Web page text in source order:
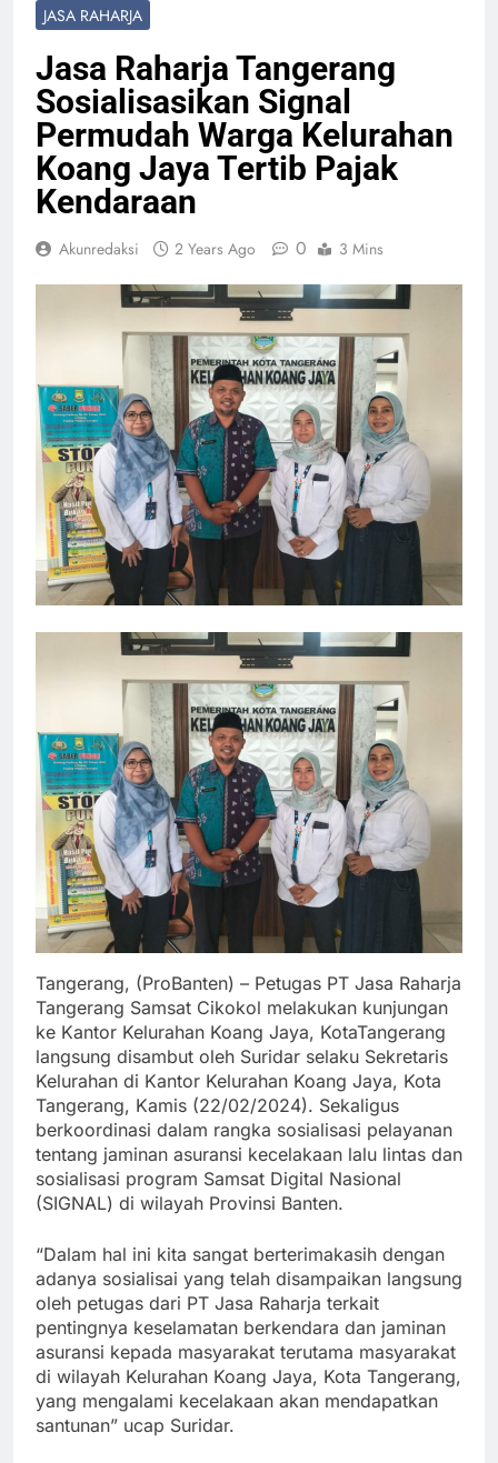
JASA RAHARJA
Jasa Raharja Tangerang
Sosialisasikan Signal
Permudah Warga Kelurahan
Koang Jaya Tertib Pajak
Kendaraan
Akunredaksi 2 Years Ago 0 3 Mins
Tangerang, (ProBanten) – Petugas PT Jasa Raharja
Tangerang Samsat Cikokol melakukan kunjungan
ke Kantor Kelurahan Koang Jaya, KotaTangerang
langsung disambut oleh Suridar selaku Sekretaris
Kelurahan di Kantor Kelurahan Koang Jaya, Kota
Tangerang, Kamis (22/02/2024). Sekaligus
berkoordinasi dalam rangka sosialisasi pelayanan
tentang jaminan asuransi kecelakaan lalu lintas dan
sosialisasi program Samsat Digital Nasional
(SIGNAL) di wilayah Provinsi Banten.
“Dalam hal ini kita sangat berterimakasih dengan
adanya sosialisai yang telah disampaikan langsung
oleh petugas dari PT Jasa Raharja terkait
pentingnya keselamatan berkendara dan jaminan
asuransi kepada masyarakat terutama masyarakat
di wilayah Kelurahan Koang Jaya, Kota Tangerang,
yang mengalami kecelakaan akan mendapatkan
santunan” ucap Suridar.